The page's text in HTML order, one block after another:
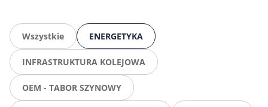
Wszystkie ENERGETYKA
INFRASTRUKTURA KOLEJOWA
OEM - TABOR SZYNOWY